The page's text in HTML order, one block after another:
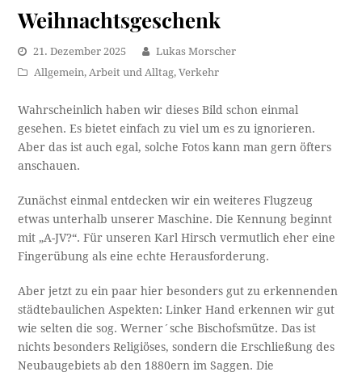
Weihnachtsgeschenk
21. Dezember 2025
Lukas Morscher
Allgemein, Arbeit und Alltag,Verkehr
Wahrscheinlich haben wir dieses Bild schon einmal
gesehen. Es bietet einfach zu viel um es zu ignorieren.
Aber das ist auch egal, solche Fotos kann man gern öfters
anschauen.
Zunächst einmal entdecken wir ein weiteres Flugzeug
etwas unterhalb unserer Maschine. Die Kennung beginnt
mit „A-JV?“. Für unseren Karl Hirsch vermutlich eher eine
Fingerübung als eine echte Herausforderung.
Aber jetzt zu ein paar hier besonders gut zu erkennenden
städtebaulichen Aspekten: Linker Hand erkennen wir gut
wie selten die sog. Werner´sche Bischofsmütze. Das ist
nichts besonders Religiöses, sondern die Erschließung des
Neubaugebiets ab den 1880ern im Saggen. Die